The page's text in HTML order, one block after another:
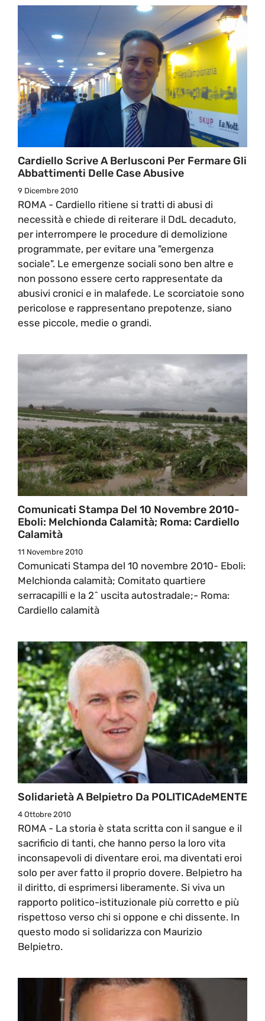
Cardiello Scrive A Berlusconi Per Fermare Gli
Abbattimenti Delle Case Abusive
9 Dicembre 2010
ROMA - Cardiello ritiene si tratti di abusi di
necessità e chiede di reiterare il DdL decaduto,
per interrompere le procedure di demolizione
programmate, per evitare una "emergenza
sociale". Le emergenze sociali sono ben altre e
non possono essere certo rappresentate da
abusivi cronici e in malafede. Le scorciatoie sono
pericolose e rappresentano prepotenze, siano
esse piccole, medie o grandi.
Comunicati Stampa Del 10 Novembre 2010-
Eboli: Melchionda Calamità; Roma: Cardiello
Calamità
11 Novembre 2010
Comunicati Stampa del 10 novembre 2010- Eboli:
Melchionda calamità; Comitato quartiere
serracapilli e la 2^ uscita autostradale;- Roma:
Cardiello calamità
Solidarietà A Belpietro Da POLITICAdeMENTE
4 Ottobre 2010
ROMA - La storia è stata scritta con il sangue e il
sacrificio di tanti, che hanno perso la loro vita
inconsapevoli di diventare eroi, ma diventati eroi
solo per aver fatto il proprio dovere. Belpietro ha
il diritto, di esprimersi liberamente. Si viva un
rapporto politico-istituzionale più corretto e più
rispettoso verso chi si oppone e chi dissente. In
questo modo si solidarizza con Maurizio
Belpietro.